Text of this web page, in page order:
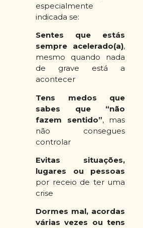
especialmente
indicada se:
Sentes que estás
sempre acelerado(a),
mesmo quando nada
de grave está a
acontecer
Tens medos que
sabes que “não
fazem sentido”, mas
não consegues
controlar
Evitas situações,
lugares ou pessoas
por receio de ter uma
crise
Dormes mal, acordas
várias vezes ou tens